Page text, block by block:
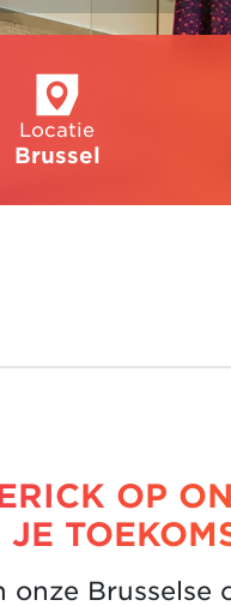
Locatie
Brussel
OP
Brusselse